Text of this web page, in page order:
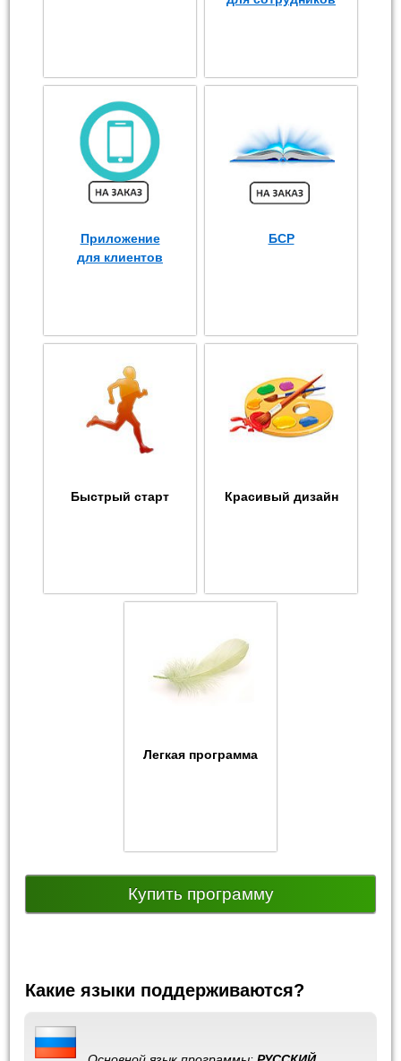
Приложение
для клиентов
БСР
Быстрый старт Красивый дизайн
Легкая программа
Купить программу
Какие языки поддерживаются?